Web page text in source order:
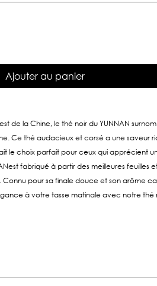
Ajouter au panier
de la Chine, le thé noir du YUNNAN
Ce thé audacieux et corsé a une saveur
le choix parfait pour ceux qui apprécient
fabriqué à partir des meilleures feuilles
Connu pour sa finale douce et son arôme
à votre tasse matinale avec notre thé